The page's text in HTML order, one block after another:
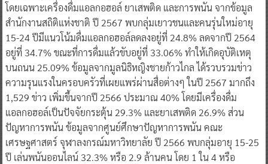
โดยเฉพาะเครื่องดื่มแอลกอฮอล์ ยาเสพติด และการพนัน จากข้อมูล
สำนักงานสถิติแห่งชาติ ปี 2567 พบกลุ่มเยาวชนและคนรุ่นใหม่อายุ
15-24 ปีมีแนวโน้มดื่มแอลกอฮอล์ลดลงอยู่ที่ 24.8% ลดจากปี 2564
อยู่ที่ 34.7% ขณะที่การดื่มแล้วขับอยู่ที่ 33.06% ทำให้เกิดอุบัติเหตุ
บนถนน 25.09% ข้อมูลจากมูลนิธิหญิงชายก้าวไกล ได้รวบรวมข่าว
ความรุนแรงในครอบครัวที่เผยแพร่ผ่านสื่อต่างๆ ในปี 2567 มากถึง
1,529 ข่าว เพิ่มขึ้นจากปี 2566 ประมาณ 40% โดยมีเครื่องดื่ม
แอลกอฮอล์เป็นปัจจัยกระตุ้น 29.3% และยาเสพติด 26.9% ส่วน
ปัญหาการพนัน ข้อมูลจากศูนย์ศึกษาปัญหาการพนัน คณะ
เศรษฐศาสตร์ จุฬาลงกรณ์มหาวิทยาลัย ปี 2566 พบกลุ่มอายุ 15-25
ปี เล่นพนันออนไลน์ 32.3% หรือ 2.9 ล้านคน โดย 1 ใน 4 หรือ